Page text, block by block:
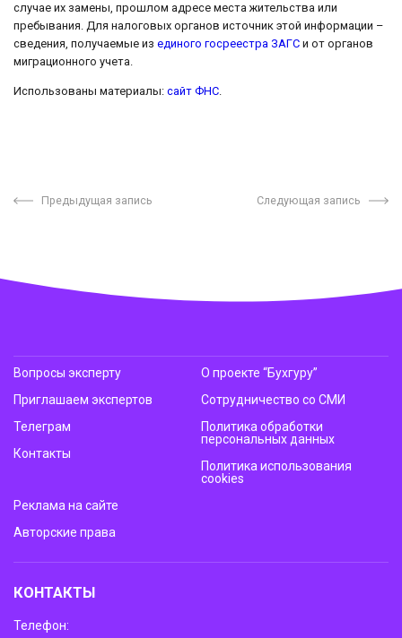
случае их замены, прошлом адресе места жительства или
пребывания. Для налоговых органов источник этой информации –
сведения, получаемые из единого госреестра ЗАГС и от органов
миграционного учета.
Использованы материалы: сайт ФНС
Предыдущая запись Следующая запись
Вопросы эксперту
Приглашаем экспертов
Телеграм
Контакты
О проекте “Бухгуру”
Сотрудничество со СМИ
Политика обработки
персональных данных
Политика использования
cookies
Реклама на сайте
Авторские права
КОНТАКТЫ
Телефон: